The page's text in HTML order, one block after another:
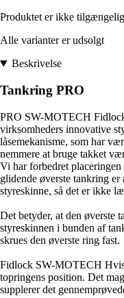
Produktet er ikke
Alle varianter er udsolgt
Beskrivelse
Tankring PRO
PRO SW-MOTECH
virksomheders innovative
låsemekanisme, som har
nemmere at bruge takket
Vi har forbedret
glidende øverste tankring er
styreskinne, så det er ikke
Det betyder, at den øverste
styreskinnen i bunden af
skrues den øverste ring fast.
Fidlock SW-MOTECH
topringens position. Det
supplerer det